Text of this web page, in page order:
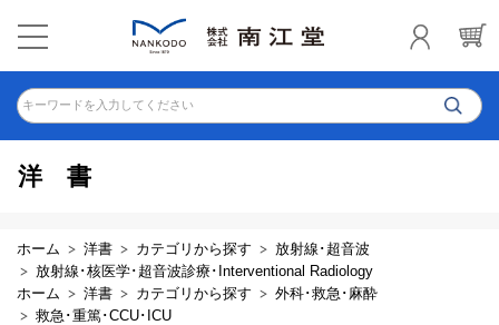
キーワードを入力してください
洋書
ホーム 洋書 カテゴリから探す
放射線･超音波
放射線･核医学･超音波診療･Interventional Radiology
ホーム
洋書 カテゴリから探す
外科･救急･麻酔
救急･重篤･CCU･ICU